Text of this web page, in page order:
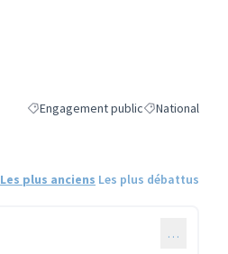
Filtrer les résultats de la catégorie :
Engagement publicFiltrer les
National
Les plus anciens Les plus débattus
…